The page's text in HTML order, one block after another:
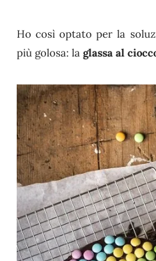
Ho così optato per la
più golosa: la glassa al